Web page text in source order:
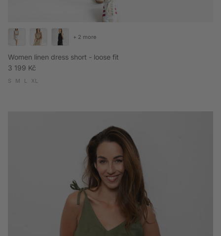
Women linen dress short - loose fit
Regular price
3 199 Kč
S M L XL
+ 2 more